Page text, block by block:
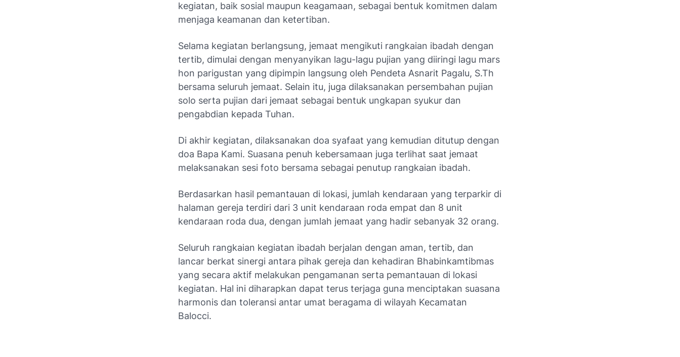
kegiatan, baik sosial maupun keagamaan, sebagai bentuk komitmen dalam
menjaga keamanan dan ketertiban.
Selama kegiatan berlangsung, jemaat mengikuti rangkaian ibadah dengan
tertib, dimulai dengan menyanyikan lagu-lagu pujian yang diiringi lagu mars
hon parigustan yang dipimpin langsung oleh Pendeta Asnarit Pagalu, S.Th
bersama seluruh jemaat. Selain itu, juga dilaksanakan persembahan pujian
solo serta pujian dari jemaat sebagai bentuk ungkapan syukur dan
pengabdian kepada Tuhan.
Di akhir kegiatan, dilaksanakan doa syafaat yang kemudian ditutup dengan
doa Bapa Kami. Suasana penuh kebersamaan juga terlihat saat jemaat
melaksanakan sesi foto bersama sebagai penutup rangkaian ibadah.
Berdasarkan hasil pemantauan di lokasi, jumlah kendaraan yang terparkir di
halaman gereja terdiri dari 3 unit kendaraan roda empat dan 8 unit
kendaraan roda dua, dengan jumlah jemaat yang hadir sebanyak 32 orang.
Seluruh rangkaian kegiatan ibadah berjalan dengan aman, tertib, dan
lancar berkat sinergi antara pihak gereja dan kehadiran Bhabinkamtibmas
yang secara aktif melakukan pengamanan serta pemantauan di lokasi
kegiatan. Hal ini diharapkan dapat terus terjaga guna menciptakan suasana
harmonis dan toleransi antar umat beragama di wilayah Kecamatan
Balocci.